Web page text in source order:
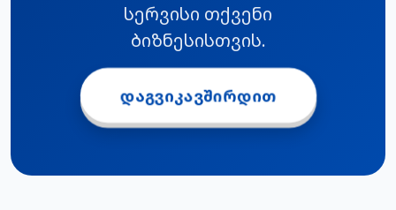
სერვისი თქვენი
ბიზნესისთვის.
ᲓᲐᲒᲕᲘᲙᲐᲕᲨᲘᲠᲓᲘᲗ